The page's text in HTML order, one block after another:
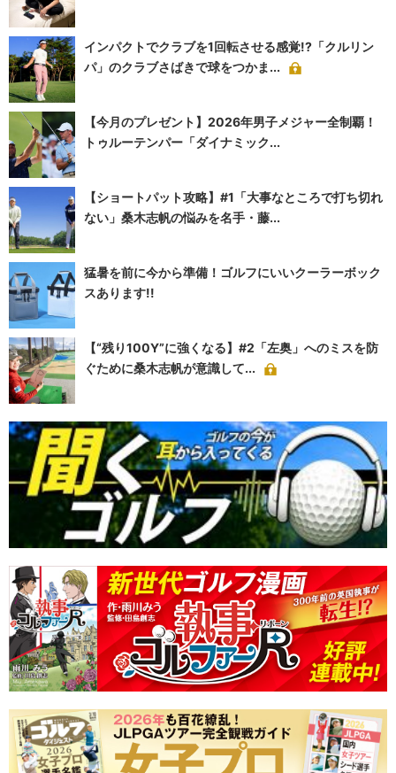
インパクトでクラブを1回転させる感覚!?「クルリン
パ」のクラブさばきで球をつかま...
【今月のプレゼント】2026年男子メジャー全制覇！
トゥルーテンパー「ダイナミック...
【ショートパット攻略】#1「大事なところで打ち切れ
ない」桑木志帆の悩みを名手・藤...
猛暑を前に今から準備！ゴルフにいいクーラーボック
スあります!!
【“残り100Y”に強くなる】#2「左奥」へのミスを防
ぐために桑木志帆が意識して...